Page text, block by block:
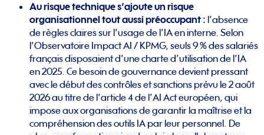
Au risque technique s’ajoute un risque
organisationnel tout aussi préoccupant : l’absence
de règles claires sur l’usage de l’IA en interne. Selon
l’Observatoire Impact AI / KPMG, seuls 9 % des salariés
français disposaient d’une charte d’utilisation de l’IA
en 2025. Ce besoin de gouvernance devient pressant
avec le début des contrôles et sanctions prévu le 2 août
2026 au titre de l’article 4 de l’AI Act européen, qui
impose aux organisations de garantir la maîtrise et la
compréhension des outils IA par leur personnel. De